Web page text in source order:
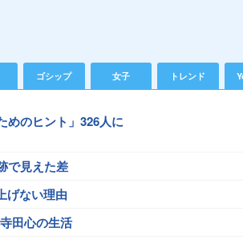
ゴシップ 女子 トレンド
めのヒント」326人に
で見えた差
げない理由
田心の生活